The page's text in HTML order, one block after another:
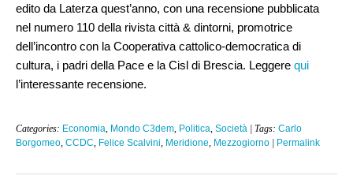
edito da Laterza quest’anno, con una recensione pubblicata
nel numero 110 della rivista città & dintorni, promotrice
dell’incontro con la Cooperativa cattolico-democratica di
cultura, i padri della Pace e la Cisl di Brescia. Leggere qui
l’interessante recensione.
Categories: Economia Mondo C3dem Politica Società | Tags: Carlo
Borgomeo CCDC Felice Scalvini Meridione Mezzogiorno | Permalink